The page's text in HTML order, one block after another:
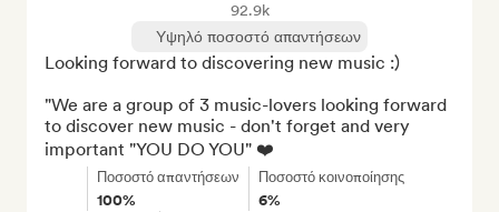
92.9k
Υψηλό ποσοστό απαντήσεων
Looking forward to discovering new music :)
"We are a group of 3 music-lovers looking forward
to discover new music - don't forget and very
important "YOU DO YOU" ❤️
Ποσοστό απαντήσεων
100%
Ποσοστό κοινοποίησης
6%